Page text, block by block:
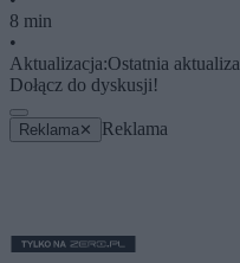
8 min
•
Aktualizacja:Ostatnia
Dołącz do dyskusji!
Reklama ✕ Reklama